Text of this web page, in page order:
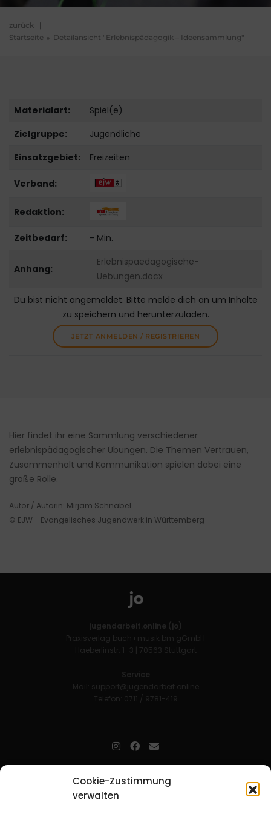
Cookie-Zustimmung
verwalten
zurück |
Startseite
Detailansicht "Erlebnispädagogik – Ideensammlung"
Materialart:
Spiel(e)
Zielgruppe:
Jugendliche
Einsatzgebiet:
Freizeiten
Verband:
Redaktion:
Zeitbedarf: - Min.
Anhang:
Erlebnispaedagogische-
Uebungen.docx
Du bist nicht angemeldet. Bitte melde dich an um Inhalte
zu speichern und herunterzuladen.
JETZT ANMELDEN / REGISTRIEREN
Hier findet ihr eine Sammlung verschiedener
erlebnispädagogischer Übungen. Die Themen Vertrauen,
Zusammenhalt und Kommunikation spielen dabei eine
große Rolle.
Autor / Autorin: Mirjam Schnabel
© EJW - Evangelisches Jugendwerk in Württemberg
jugendarbeit.online (jo)
Praxisverlag buch+musik bm gGmbH
Haeberlinstr. 1–3 | 70563 Stuttgart
Service
Mail: support@jugendarbeit.online
Telefon: 0711 / 9781-419
Mitarbeitende in der christlichen Kinder-, Jugend- und jungen
Erwachsenenarbeit. Aufjofindet man unkompliziert und schnell